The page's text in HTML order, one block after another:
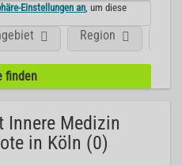
Einstellungen an , um diese
Region
Medizin
in Köln (0)